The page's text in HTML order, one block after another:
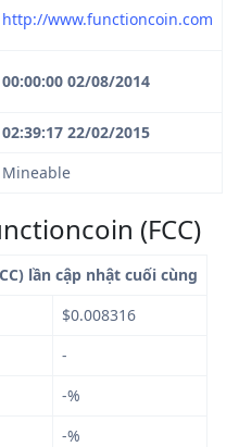
http://www.functioncoin.com
00:00:00 02/08/2014
02:39:17 22/02/2015
Mineable
(FCC)
lần cập nhật cuối cùng
$0.008316
-
-%
-%